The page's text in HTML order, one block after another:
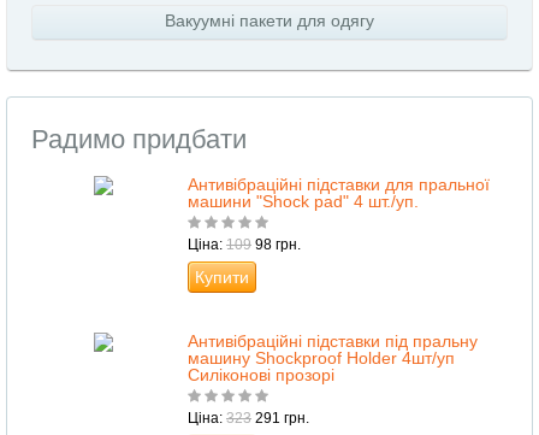
Вакуумні пакети для одягу
Радимо придбати
Антивібраційні підставки для пральної
машини "Shock pad" 4 шт./уп.
Ціна: 109 98 грн.
Купити
Антивібраційні підставки під пральну
машину Shockproof Holder 4шт/уп
Силіконові прозорі
Ціна: 323 291 грн.